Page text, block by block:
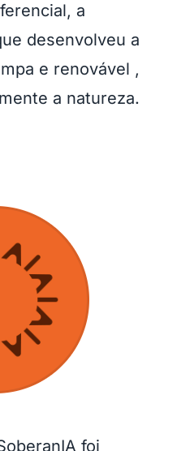
a
desenvolveu a
e renovável ,
a natureza.
foi